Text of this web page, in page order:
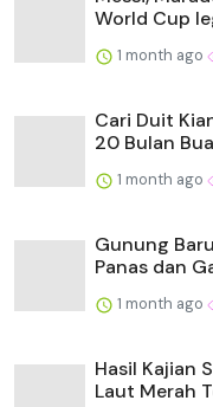
World Cup
1 month ago
Cari Duit
20 Bulan
1 month ago
Gunung
Panas dan
1 month ago
Hasil Kajian
Laut Merah